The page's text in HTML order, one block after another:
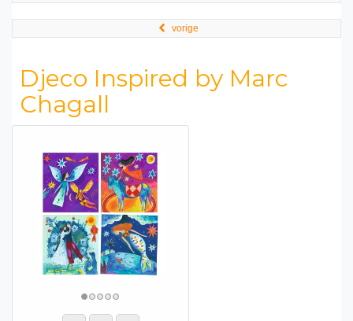
vorige
Djeco Inspired by Marc
Chagall